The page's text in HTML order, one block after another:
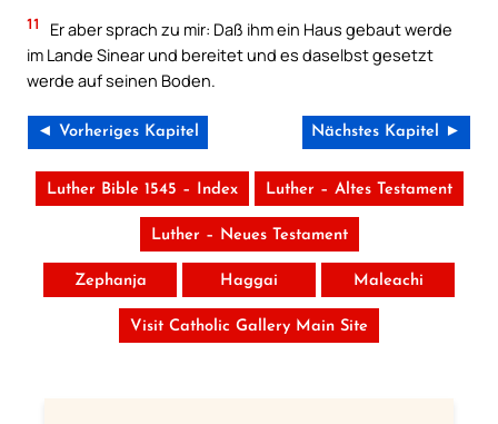
11
Er aber sprach zu mir: Daß ihm ein Haus gebaut werde
im Lande Sinear und bereitet und es daselbst gesetzt
werde auf seinen Boden.
◄ Vorheriges Kapitel Nächstes Kapitel ►
Luther Bible 1545 – Index Luther – Altes Testament
Luther – Neues Testament
Zephanja Haggai Maleachi
Visit Catholic Gallery Main Site